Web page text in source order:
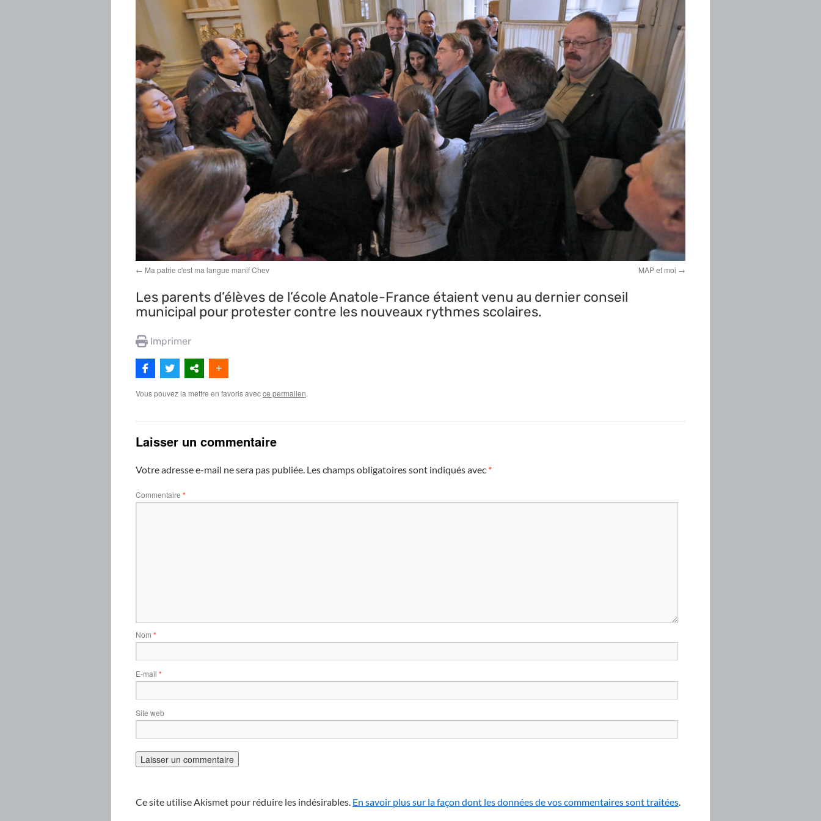
Ma patrie c'est ma langue manif Chev MAP et moi
Les parents d’élèves de l’école Anatole-France étaient venu au dernier conseil
municipal pour protester contre les nouveaux rythmes scolaires.
Imprimer
Vous pouvez la mettre en favoris avecce permalien.
Laisser un commentaire
Votre adresse e-mail ne sera pas publiée. Les champs obligatoires sont indiqués avec*
Commentaire *
Nom *
E-mail *
Site web
Ce site utilise Akismet pour réduire les indésirables. En savoir plus sur la façon dont les données de vos commentaires sont traitées.